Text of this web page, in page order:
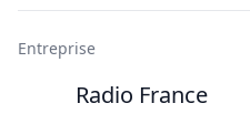
Entreprise
Radio France